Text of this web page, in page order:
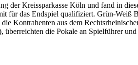
der Kreissparkasse Köln und fand in
für das Endspiel qualifiziert. Grün-
Kontrahenten aus dem
die Pokale an Spielführer